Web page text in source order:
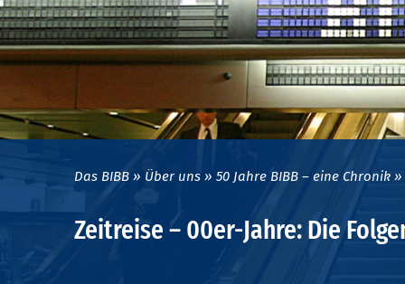
Das BIBB Über uns 50 Jahre BIBB – eine Chronik
Zeitreise – 00er-Jahre: Die